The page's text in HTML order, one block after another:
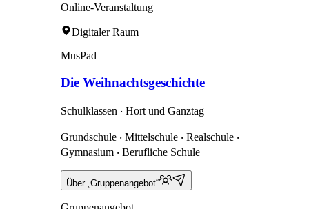
Online-Veranstaltung
Digitaler Raum
MusPad
Die Weihnachtsgeschichte
Schulklassen ‧ Hort und Ganztag
Grundschule ‧ Mittelschule ‧ Realschule ‧
Gymnasium ‧ Berufliche Schule
Über „Gruppenangebot“